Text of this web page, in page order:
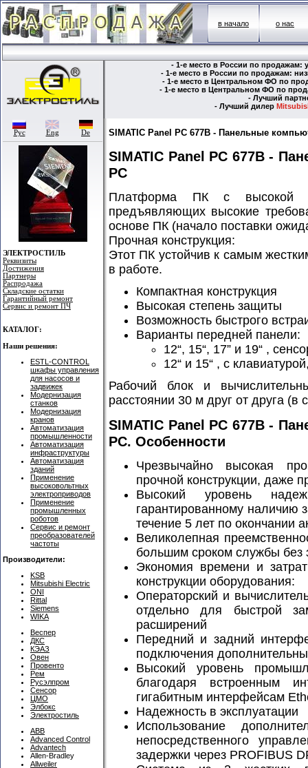
в начало о нас
- 1-е место в России по продажам:
- 1-е место в России по продажам:
- 1-е место в Центральном ФО по
- 1-е место в Центральном ФО по
- Лучший
- Лучший дилер
Рус Eng De
ЭЛЕКТРОСТИЛЬ
Реквизиты
Достижения
Партнеры
Распродажа
Складские остатки
Гарантийный ремонт
Сервис и ремонт ПЧ
КАТАЛОГ:
Наши решения:
ESTL-CONTROL
шкафы управления
для насосов и
задвижек
Модернизация
станков
Модернизация
кранов
Автоматизация
промышленности
Автоматизация
инфраструктуры
Автоматизация
зданий
Применение
высоковольтных
электроприводов
Применение
промышленных
роботов
Сервис и ремонт
преобразователей
частоты
Производители:
KSB
Mitsubishi Electric
ONI
Rittal
Siemens
WIKA
Веспер
ДКС
КЭАЗ
Овен
Провенто
Рем
Русэлпром
Сенсор
ЦМО
Элбокс
Электростиль
ABB
Advanced Control
Advantech
Allen-Bradley
Allweiler
SIMATIC Panel PC 677B - Панельные
SIMATIC Panel PC 677B -
PC
Платформа ПК с высокой
предъявляющих высокие
основе ПК (начало поставки
Прочная конструкция:
Этот ПК устойчив к самым
в работе.
Компактная конструкция
Высокая степень защиты
Возможность быстрого
Варианты передней панели:
12“, 15“, 17” и 19“ ,
12“ и 15“ , с
Рабочий блок и
расстоянии 30 м друг от друга (в
SIMATIC Panel PC 677B -
PC. Особенности
Чрезвычайно высокая
прочной конструкции, даже
Высокий уровень
гарантированному наличию
течение 5 лет по окончании
Великолепная
большим сроком службы без
Экономия времени и
конструкции оборудования:
Операторский и
отдельно для быстрой
расширений
Передний и задний
подключения
Высокий уровень
благодаря встроенным
гигабитным интерфейсам
Надежность в эксплуатации
Использование
непосредственного
задержки через PROFIBUS